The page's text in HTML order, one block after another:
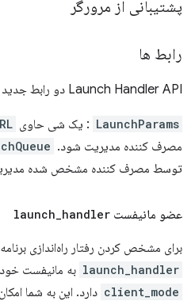
پشتیبانی از مرورگر
رابط ها
Launch Handler API دو رابط جدید را تعریف می کند.
LaunchParams : یک شی حاوی
مصرف کننده مدیریت شود.
توسط مصرف کننده مشخص شده
عضو مانیفست launch_handler
برای مشخص کردن رفتار راه‌اندازی
launch_handler به مانیفست خود
client_mode دارد. این به شما